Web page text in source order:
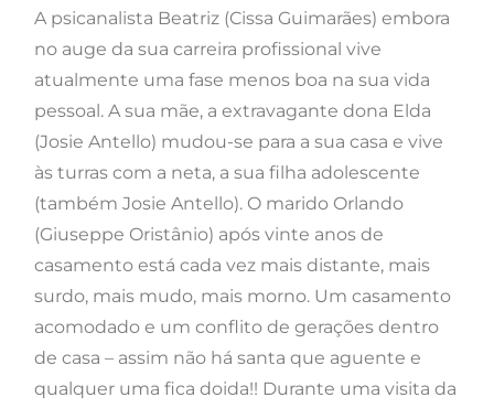
A psicanalista Beatriz (Cissa Guimarães) embora
no auge da sua carreira profissional vive
atualmente uma fase menos boa na sua vida
pessoal. A sua mãe, a extravagante dona Elda
(Josie Antello) mudou-se para a sua casa e vive
às turras com a neta, a sua filha adolescente
(também Josie Antello). O marido Orlando
(Giuseppe Oristânio) após vinte anos de
casamento está cada vez mais distante, mais
surdo, mais mudo, mais morno. Um casamento
acomodado e um conflito de gerações dentro
de casa – assim não há santa que aguente e
qualquer uma fica doida!! Durante uma visita da